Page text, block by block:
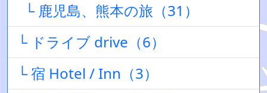
└ 鹿児島、熊本の旅（31）
└ ドライブ drive（6）
└ 宿 Hotel / Inn（3）